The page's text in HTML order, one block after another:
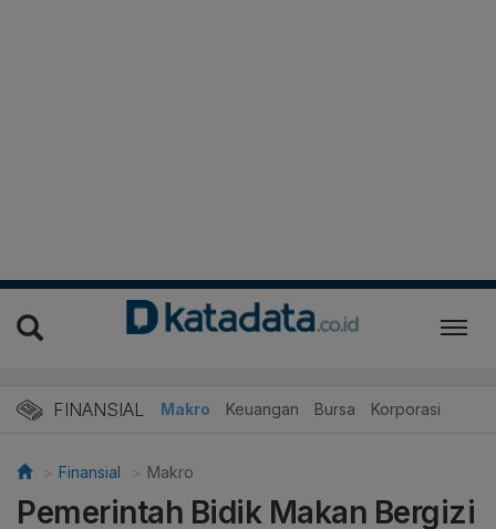
FINANSIAL Makro Keuangan Bursa Korporasi
Finansial Makro
Pemerintah Bidik Makan Bergizi